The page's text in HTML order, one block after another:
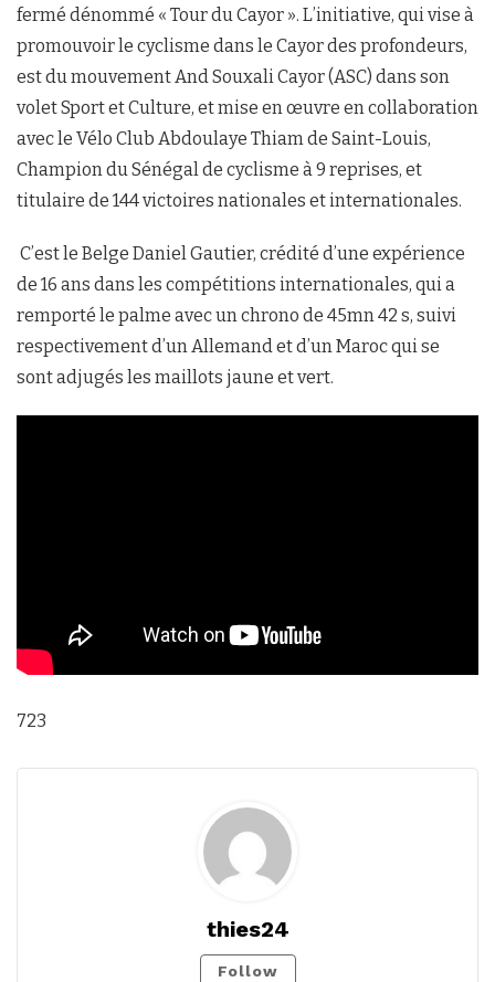
fermé dénommé « Tour du Cayor ». L’initiative, qui vise à
promouvoir le cyclisme dans le Cayor des profondeurs,
est du mouvement And Souxali Cayor (ASC) dans son
volet Sport et Culture, et mise en œuvre en collaboration
avec le Vélo Club Abdoulaye Thiam de Saint-Louis,
Champion du Sénégal de cyclisme à 9 reprises, et
titulaire de 144 victoires nationales et internationales.
C’est le Belge Daniel Gautier, crédité d’une expérience
de 16 ans dans les compétitions internationales, qui a
remporté le palme avec un chrono de 45mn 42 s, suivi
respectivement d’un Allemand et d’un Maroc qui se
sont adjugés les maillots jaune et vert.
723
thies24
Follow